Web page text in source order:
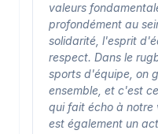
valeurs
profondément au
solidarité, l'esprit
respect. Dans le
sports d'équipe, on
ensemble, et c'est
qui fait écho à notre
est également un